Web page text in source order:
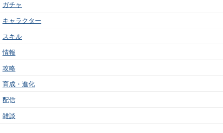
ガチャ
キャラクター
スキル
情報
攻略
育成・進化
配信
雑談